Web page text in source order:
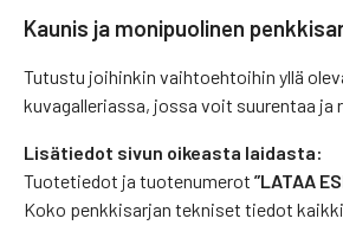
Kaunis ja monipuolinen
Tutustu joihinkin vaihtoehtoihin yllä
kuvagalleriassa, jossa voit suurentaa ja
Lisätiedot sivun oikeasta laidasta:
Tuotetiedot ja tuotenumerot ”LATAA
Koko penkkisarjan tekniset tiedot